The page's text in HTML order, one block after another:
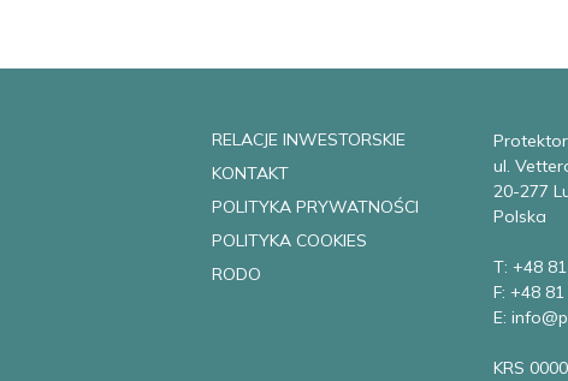
RELACJE INWESTORSKIE
KONTAKT
POLITYKA PRYWATNOŚCI
POLITYKA COOKIES
RODO
ul.
20-277
Polska
T: +48
F: +48
E:
KRS